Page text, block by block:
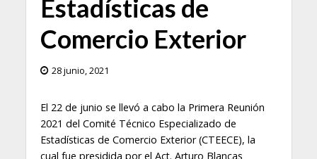
Estadísticas de
Comercio Exterior
28 junio, 2021
El 22 de junio se llevó a cabo la Primera Reunión
2021 del Comité Técnico Especializado de
Estadísticas de Comercio Exterior (CTEECE), la
cual fue presidida por el Act. Arturo Blancas